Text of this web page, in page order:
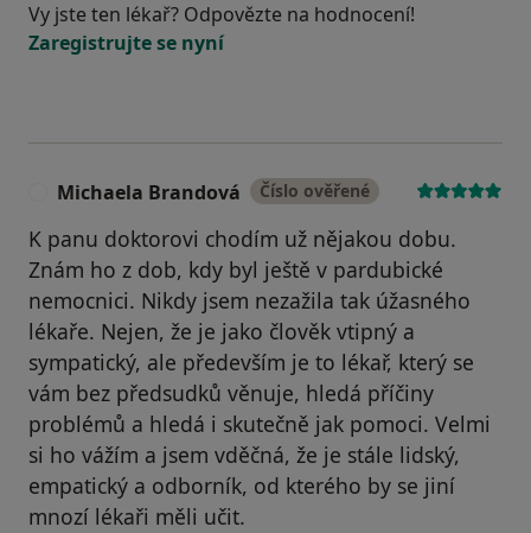
Vy jste ten lékař? Odpovězte na hodnocení!
Zaregistrujte se nyní
Michaela Brandová Číslo ověřené
K panu doktorovi chodím už nějakou dobu.
Znám ho z dob, kdy byl ještě v pardubické
nemocnici. Nikdy jsem nezažila tak úžasného
lékaře. Nejen, že je jako člověk vtipný a
sympatický, ale především je to lékař, který se
vám bez předsudků věnuje, hledá příčiny
problémů a hledá i skutečně jak pomoci. Velmi
si ho vážím a jsem vděčná, že je stále lidský,
empatický a odborník, od kterého by se jiní
mnozí lékaři měli učit.